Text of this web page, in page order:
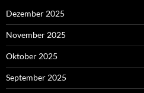
Dezember 2025
November 2025
Oktober 2025
September 2025